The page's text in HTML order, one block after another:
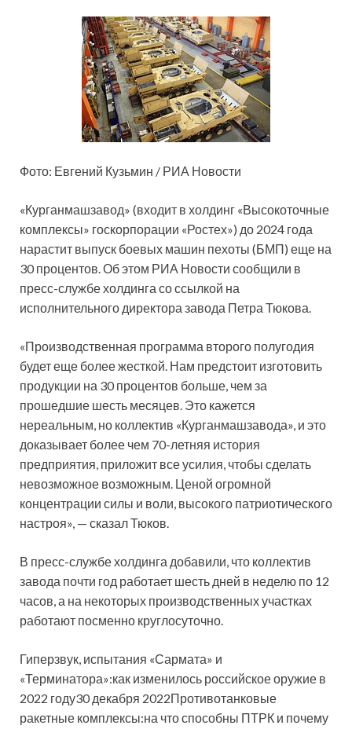
Фото: Евгений Кузьмин / РИА Новости
«Курганмашзавод» (входит в холдинг «Высокоточные
комплексы» госкорпорации «Ростех») до 2024 года
нарастит выпуск боевых машин пехоты (БМП) еще на
30 процентов. Об этом РИА Новости сообщили в
пресс-службе холдинга со ссылкой на
исполнительного директора завода Петра Тюкова.
«Производственная программа второго полугодия
будет еще более жесткой. Нам предстоит изготовить
продукции на 30 процентов больше, чем за
прошедшие шесть месяцев. Это кажется
нереальным, но коллектив «Курганмашзавода», и это
доказывает более чем 70-летняя история
предприятия, приложит все усилия, чтобы сделать
невозможное возможным. Ценой огромной
концентрации силы и воли, высокого патриотического
настроя», — сказал Тюков.
В пресс-службе холдинга добавили, что коллектив
завода почти год работает шесть дней в неделю по 12
часов, а на некоторых производственных участках
работают посменно круглосуточно.
Гиперзвук, испытания «Сармата» и
«Терминатора»:как изменилось российское оружие в
2022 году30 декабря 2022Противотанковые
ракетные комплексы:на что способны ПТРК и почему